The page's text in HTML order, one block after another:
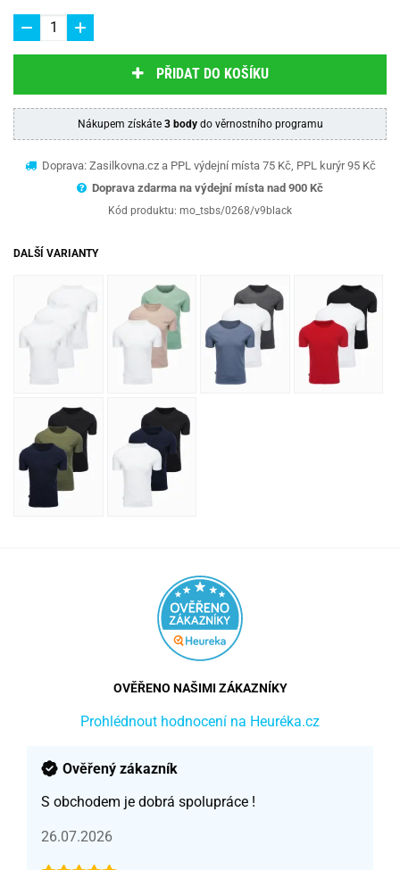
PŘIDAT DO KOŠÍKU
Nákupem získáte 3 bodydo věrnostního programu
Doprava: Zasilkovna.cz a PPL výdejní místa 75 Kč, PPL kurýr 95 Kč
Doprava zdarma na výdejní místa nad 900 Kč
Kód produktu: mo_tsbs/0268/v9black
DALŠÍ VARIANTY
OVĚŘENO NAŠIMI ZÁKAZNÍKY
Prohlédnout hodnocení na Heuréka.cz
Ověřený zákazník
S obchodem je dobrá spolupráce !
26.07.2026